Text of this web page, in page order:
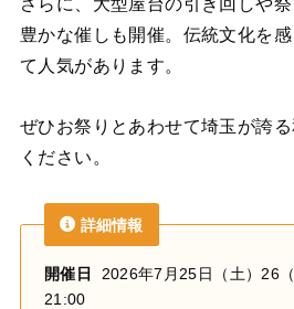
豊かな催しも開催。伝統文化を
て人気があります。
ぜひお祭りとあわせて埼玉が誇
ください。
詳細情報
開催日
2026年7月25日（土）26
21:00